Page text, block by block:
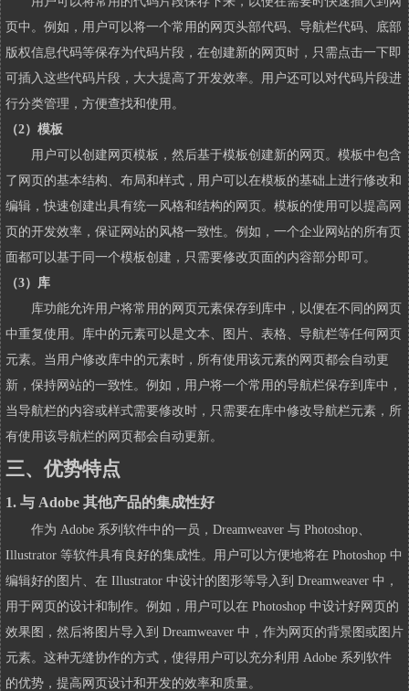
页中。例如，用户可以将一个常用的网页头部代码、导航栏代码、底部
版权信息代码等保存为代码片段，在创建新的网页时，只需点击一下即
可插入这些代码片段，大大提高了开发效率。用户还可以对代码片段进
行分类管理，方便查找和使用。
（2）模板
用户可以创建网页模板，然后基于模板创建新的网页。模板中包含
了网页的基本结构、布局和样式，用户可以在模板的基础上进行修改和
编辑，快速创建出具有统一风格和结构的网页。模板的使用可以提高网
页的开发效率，保证网站的风格一致性。例如，一个企业网站的所有页
面都可以基于同一个模板创建，只需要修改页面的内容部分即可。
（3）库
库功能允许用户将常用的网页元素保存到库中，以便在不同的网页
中重复使用。库中的元素可以是文本、图片、表格、导航栏等任何网页
元素。当用户修改库中的元素时，所有使用该元素的网页都会自动更
新，保持网站的一致性。例如，用户将一个常用的导航栏保存到库中，
当导航栏的内容或样式需要修改时，只需要在库中修改导航栏元素，所
有使用该导航栏的网页都会自动更新。
三、优势特点
1. 与 Adobe 其他产品的集成性好
作为 Adobe 系列软件中的一员，Dreamweaver 与 Photoshop、
Illustrator 等软件具有良好的集成性。用户可以方便地将在 Photoshop 中
编辑好的图片、在 Illustrator 中设计的图形等导入到 Dreamweaver 中，
用于网页的设计和制作。例如，用户可以在 Photoshop 中设计好网页的
效果图，然后将图片导入到 Dreamweaver 中，作为网页的背景图或图片
元素。这种无缝协作的方式，使得用户可以充分利用 Adobe 系列软件
的优势，提高网页设计和开发的效率和质量。